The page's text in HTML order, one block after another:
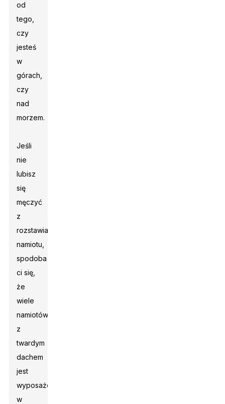
od
tego,
czy
jesteś
w
górach,
czy
nad
morzem.
Jeśli
nie
lubisz
się
męczyć
z
rozstawianiem
namiotu,
spodoba
ci się,
że
wiele
namiotów
z
twardym
dachem
jest
wyposażonych
w